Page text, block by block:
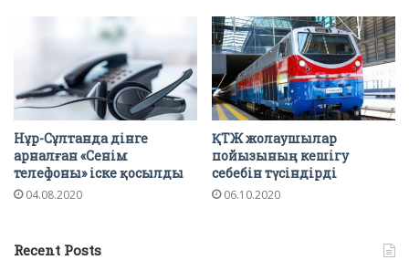
Нұр-Сұлтанда дінге
арналған «Сенім
телефоны» іске қосылды
04.08.2020
ҚТЖ жолаушылар
пойызының кешігу
себебін түсіндірді
06.10.2020
Recent Posts